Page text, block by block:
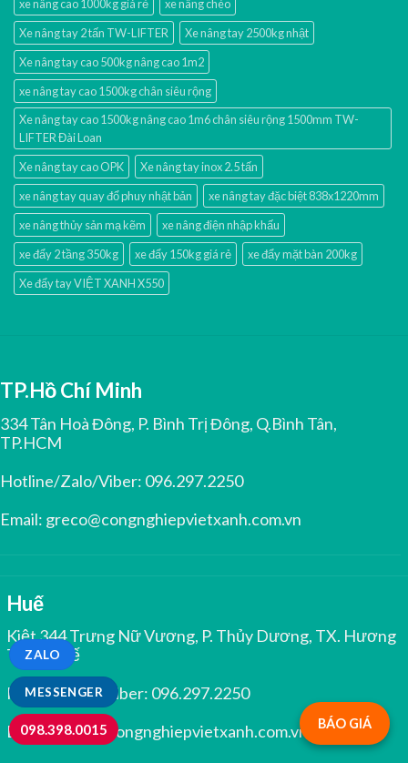
MESSENGER
ZALO
098.398.0015
xe nâng cao 1000kg giá rẻ
xe nâng chéo
Xe nâng tay 2 tấn TW-LIFTER
Xe nâng tay 2500kg nhật
Xe nâng tay cao 500kg nâng cao 1m2
xe nâng tay cao 1500kg chân siêu rộng
Xe nâng tay cao 1500kg nâng cao 1m6 chân siêu rộng 1500mm TW-
LIFTER Đài Loan
Xe nâng tay cao OPK
Xe nâng tay inox 2.5 tấn
xe nâng tay quay đổ phuy nhật bản
xe nâng tay đặc biệt 838x1220mm
xe nâng thủy sản mạ kẽm
xe nâng điện nhập khấu
xe đẩy 2 tầng 350kg
xe đẩy 150kg giá rẻ
xe đẩy mặt bàn 200kg
Xe đẩy tay VIỆT XANH X550
TP.Hồ Chí Minh
334 Tân Hoà Đông, P. Bình Trị Đông, Q.Bình Tân,
TP.HCM
Hotline/Zalo/Viber: 096.297.2250
Email: greco@congnghiepvietxanh.com.vn
Huế
Kiệt 344 Trưng Nữ Vương, P. Thủy Dương, TX. Hương
Thủy, Huế
Hotline/Zalo/Viber: 096.297.2250
Email:greco@congnghiepvietxanh.com.vn BÁO GIÁ